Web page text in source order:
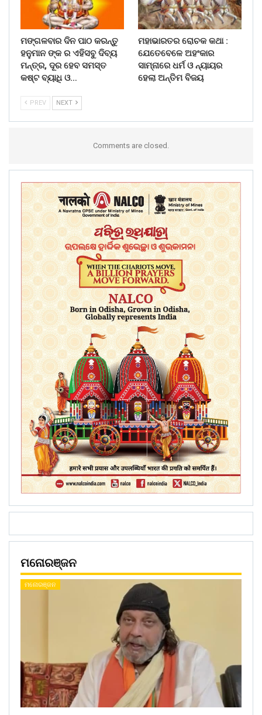
ମଙ୍ଗଳବାର ଦିନ ପାଠ କରନ୍ତୁ
ହନୁମାନ ଙ୍କ ର ଏହିସବୁ ଦିବ୍ୟ
ମନ୍ତ୍ର, ଦୂର ହେବ ସମସ୍ତ
କଷ୍ଟ ବ୍ୟାଧି ଓ…
ମହାଭାରତର ରୋଚକ କଥା :
ଯେତେବେଳେ ଅହଂକାର
ସାମ୍ନାରେ ଧର୍ମ ଓ ନ୍ୟାୟର
ହେଲା ଅନ୍ତିମ ବିଜୟ
PREV NEXT
Comments are closed.
ମନୋରଞ୍ଜନ
ମନୋରଞ୍ଜନ